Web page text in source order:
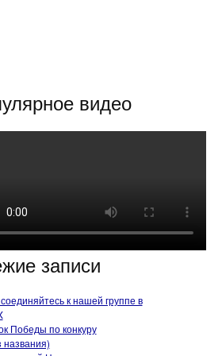
видео
записи
к нашей группе в
Победы по конкуру
названия)